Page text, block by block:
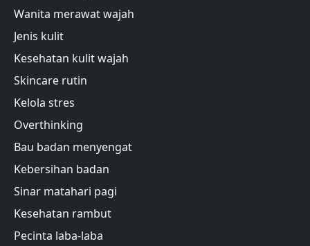
Wanita merawat wajah
Jenis kulit
Kesehatan kulit wajah
Skincare rutin
Kelola stres
Overthinking
Bau badan menyengat
Kebersihan badan
Sinar matahari pagi
Kesehatan rambut
Pecinta laba-laba